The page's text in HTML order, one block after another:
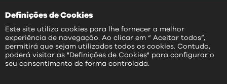
Definições de Cookies
Este site utiliza cookies para lhe fornecer a melhor
experiência de navegação. Ao clicar em “ Aceitar todos”,
permitirá que sejam utilizados todos os cookies. Contudo,
poderá visitar as "Definições de Cookies" para configurar o
seu consentimento de forma controlada.
Acessibilidade
Política Privacidade
Aviso Transparência
Mapa do Site